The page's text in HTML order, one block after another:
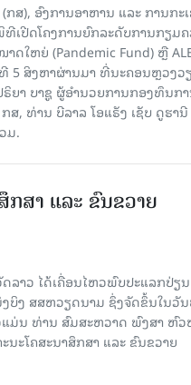
ສ), ອົງການອາຫານ ແລະ ການກະ
ທີເປີດໂຄງການຍົກລະດັບການກຽມ
ໃຫຍ່ (Pandemic Fund) ຫຼື
ທີ 5 ສິງຫາຜ່ານມາ ທີ່ນະຄອນຫຼວງວ
ຍາ ບາຊູ ຜູ້ອຳນວຍການກອງທຶນກ
, ທ່ານ ບີລາລ ໂອແຣັງ ເຊັບ ດູຮາ
ມ.
ສາ ແລະ ຂົນຂວາຍ
ລາວ ໄດ້ເຄື່ອນໄຫວພົບປະແລກປ່ຽນ
ງບິງ ສສຫວຽດນາມ ຊຶ່ງຈັດຂຶ້ນໃນວັ
ແມ່ນ ທ່ານ ສົມສະຫວາດ ພົງສາ ຫົ
ໂຄສະນາສຶກສາ ແລະ ຂົນຂວາຍ